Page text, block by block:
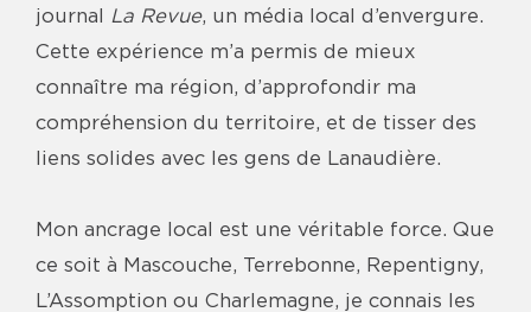
journal
La Revue, un média local d’envergure.
Cette expérience m’a permis de mieux
connaître ma région, d’approfondir ma
compréhension du territoire, et de tisser des
liens solides avec les gens de Lanaudière.
Mon ancrage local est une véritable force. Que
ce soit à Mascouche, Terrebonne, Repentigny,
L’Assomption ou Charlemagne, je connais les